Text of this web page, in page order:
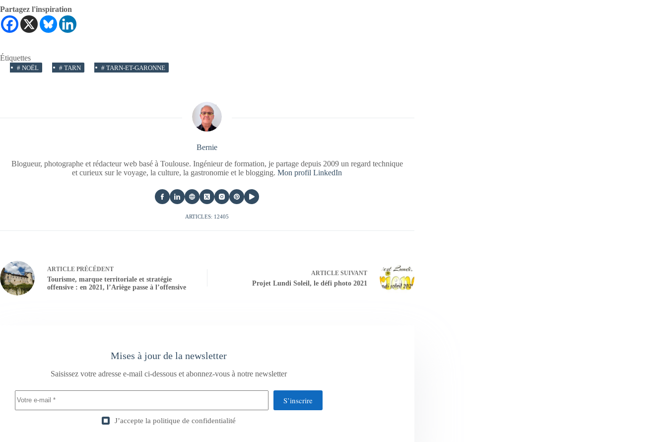
Partagez l'inspiration
Étiquettes
# NOËL # TARN # TARN-ET-GARONNE
Bernie
Blogueur, photographe et rédacteur web basé à Toulouse. Ingénieur de formation, je partage depuis 2009 un regard technique
et curieux sur le voyage, la culture, la gastronomie et le blogging.Mon profil LinkedIn
ARTICLES: 12405
ARTICLE PRÉCÉDENT
Tourisme, marque territoriale et stratégie
offensive : en 2021, l’Ariège passe à l’offensive
ARTICLESUIVANT
Projet Lundi Soleil, le défi photo 2021
Mises à jour de la newsletter
Saisissez votre adresse e-mail ci-dessous et abonnez-vous à notre newsletter
S’inscrire
J’accepte la politique de confidentialité